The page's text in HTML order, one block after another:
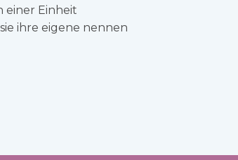
einer Einheit
ihre eigene nennen